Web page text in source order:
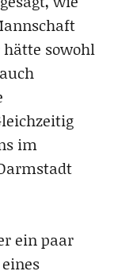
sowohl
im
ein paar